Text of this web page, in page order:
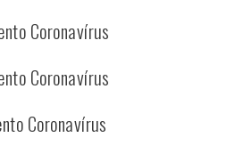
Coronavírus
Coronavírus
Coronavírus